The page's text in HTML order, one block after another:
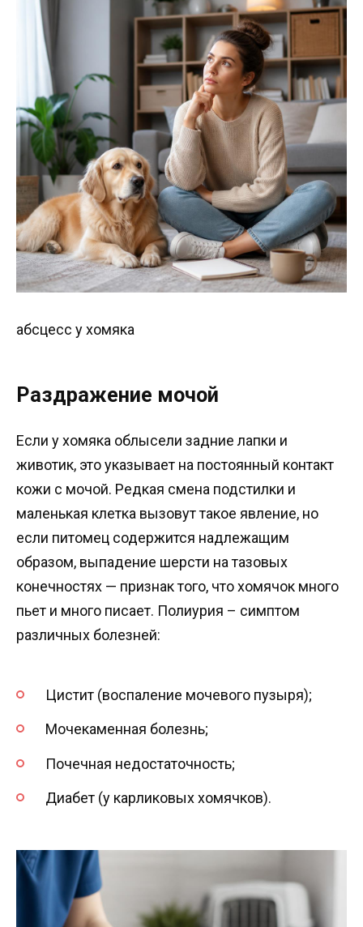
абсцесс у хомяка
Раздражение мочой
Если у хомяка облысели задние лапки и
животик, это указывает на постоянный контакт
кожи с мочой. Редкая смена подстилки и
маленькая клетка вызовут такое явление, но
если питомец содержится надлежащим
образом, выпадение шерсти на тазовых
конечностях — признак того, что хомячок много
пьет и много писает. Полиурия – симптом
различных болезней:
Цистит (воспаление мочевого пузыря);
Мочекаменная болезнь;
Почечная недостаточность;
Диабет (у карликовых хомячков).